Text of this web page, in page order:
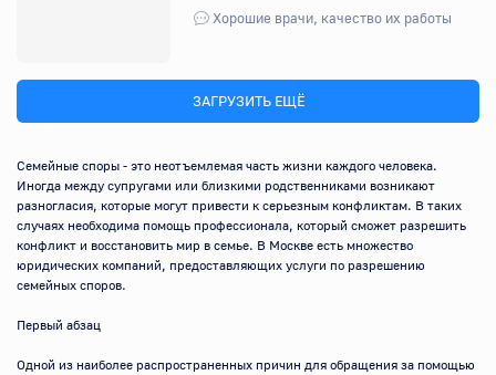
Хорошие врачи, качество их работы
ЗАГРУЗИТЬ ЕЩЁ
Семейные споры - это неотъемлемая часть жизни каждого человека.
Иногда между супругами или близкими родственниками возникают
разногласия, которые могут привести к серьезным конфликтам. В таких
случаях необходима помощь профессионала, который сможет разрешить
конфликт и восстановить мир в семье. В Москве есть множество
юридических компаний, предоставляющих услуги по разрешению
семейных споров.
Первый абзац
Одной из наиболее распространенных причин для обращения за помощью